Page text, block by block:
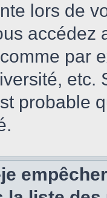
lors de
accédez
par
etc.
probable